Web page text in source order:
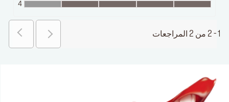
4
1 - 2 من 2 المراجعات